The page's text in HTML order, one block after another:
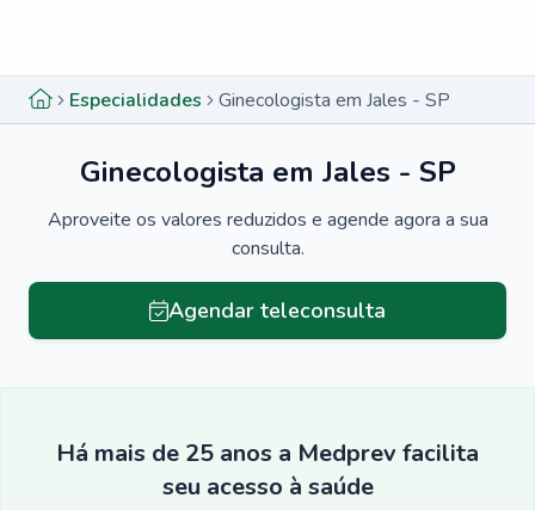
Especialidades Ginecologista em Jales - SP
Ginecologista em Jales - SP
Aproveite os valores reduzidos e agende agora a sua
consulta.
Agendar teleconsulta
Há mais de 25 anos a Medprev facilita
seu acesso à saúde